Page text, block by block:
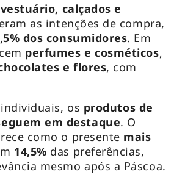
vestuário, calçados e
as intenções de compra,
dos consumidores. Em
perfumes e cosméticos,
e flores, com
os produtos de
em destaque. O
como o presente mais
14,5% das preferências,
mesmo após a Páscoa.